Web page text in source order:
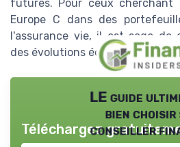
futures. Pour ceux cherchant
Europe C dans des
l'assurance vie, il est sage de
des évolutions économiques
LE guide
bien choisir
conseiller
Téléchargez